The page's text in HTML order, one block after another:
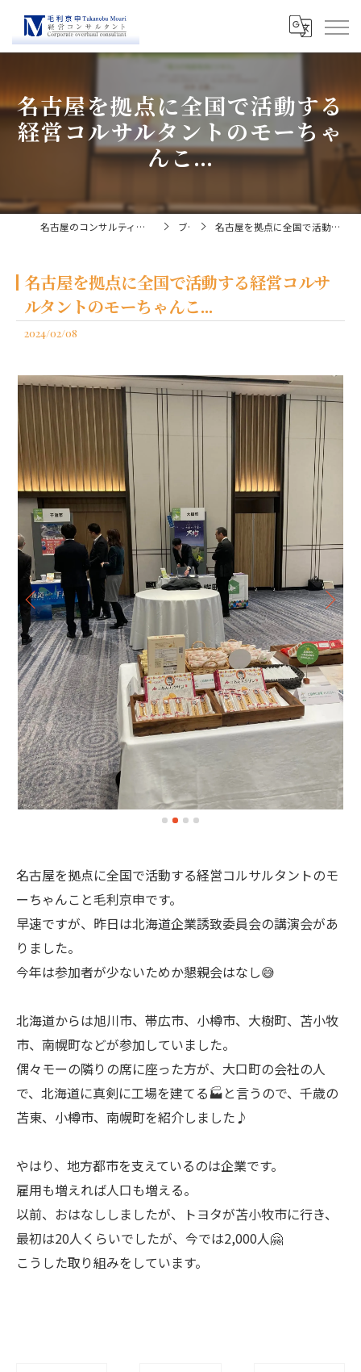
名古屋を拠点に全国で活動する
経営コルサルタントのモーちゃ
んこ...
名古屋のコンサルティングなら経営コンサルタント毛利京申 ブログ 名古屋を拠点に全国で活動する経営コルサルタントのモーちゃんこ...
名古屋を拠点に全国で活動する経営コルサ
ルタントのモーちゃんこ...
2024/02/08
名古屋を拠点に全国で活動する経営コルサルタントのモ
ーちゃんこと毛利京申です。
早速ですが、昨日は北海道企業誘致委員会の講演会があ
りました。
今年は参加者が少ないためか懇親会はなし😅
北海道からは旭川市、帯広市、小樽市、大樹町、苫小牧
市、南幌町などが参加していました。
偶々モーの隣りの席に座った方が、大口町の会社の人
で、北海道に真剣に工場を建てる🏭と言うので、千歳の
苫東、小樽市、南幌町を紹介しました♪
やはり、地方都市を支えているのは企業です。
雇用も増えれば人口も増える。
以前、おはなししましたが、トヨタが苫小牧市に行き、
最初は20人くらいでしたが、今では2,000人🤗
こうした取り組みをしています。